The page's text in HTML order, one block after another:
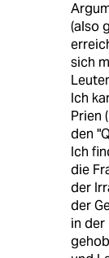
(also
sich
Ich
Prien
den
Ich
die
der
der
in